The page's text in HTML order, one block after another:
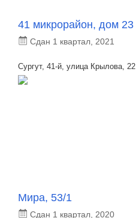
41 микрорайон, дом 23
Сдан 1 квартал, 2021
Сургут, 41-й, улица Крылова, 22
Мира, 53/1
Сдан 1 квартал, 2020